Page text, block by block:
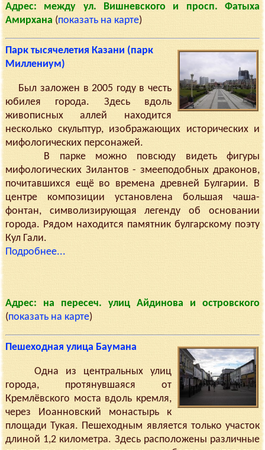
Адрес: между ул. Вишневского и просп. Фатыха
Амирхана (показать на карте)
Парк тысячелетия Казани (парк
Миллениум)
Был заложен в 2005 году в честь
юбилея города. Здесь вдоль
живописных аллей находится
несколько скульптур, изображающих исторических и
мифологических персонажей.
В парке можно повсюду видеть фигуры
мифологических Зилантов - змееподобных драконов,
почитавшихся ещё во времена древней Булгарии. В
центре композиции установлена большая чаша-
фонтан, символизирующая легенду об основании
города. Рядом находится памятник булгарскому поэту
Кул Гали.
Подробнее...
Адрес: на пересеч. улиц Айдинова и островского
(показать на карте)
Пешеходная улица Баумана
Одна из центральных улиц
города, протянувшаяся от
Кремлёвского моста вдоль кремля,
через Иоанновский монастырь к
площади Тукая. Пешеходным является только участок
длиной 1,2 километра. Здесь расположены различные